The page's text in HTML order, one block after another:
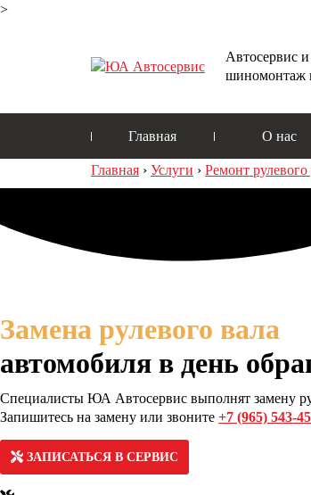
>
Автосервис и
Главная О нас
Главная › Услуги › Ремонт
Замена рулевого вала
автомобиля в день
Специалисты ЮА Автосервис выполнят замену
Запишитесь на замену или звоните +7 (965) 543-
ЗАПИСАТЬСЯ В СЕРВИС